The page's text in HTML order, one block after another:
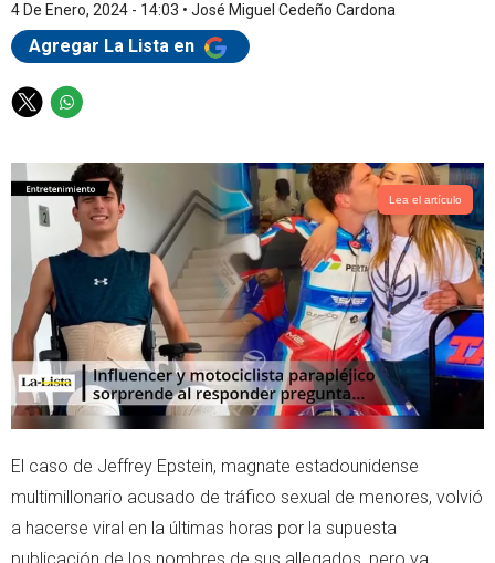
4 De Enero, 2024 - 14:03 • José Miguel Cedeño Cardona
Agregar La Lista en
T
i
t
t
W
a
t
s
a
p
Lea el artículo
El caso de Jeffrey Epstein, magnate estadounidense
multimillonario acusado de tráfico sexual de menores, volvió
a hacerse viral en la últimas horas por la supuesta